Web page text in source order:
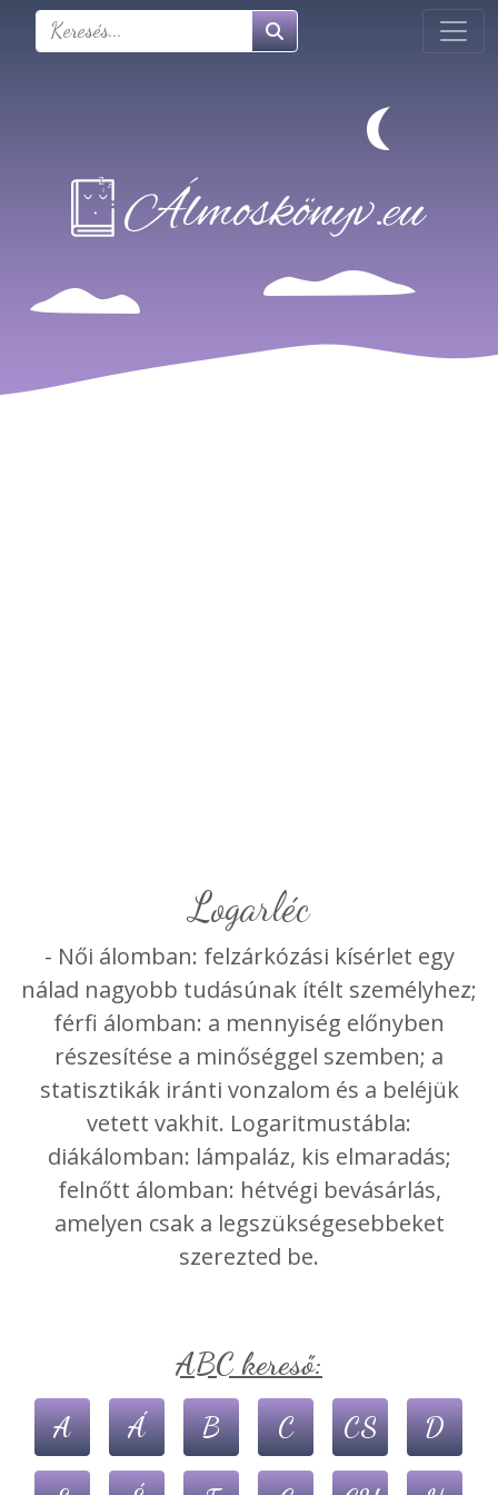
logarléc
- Női álomban: felzárkózási kísérlet egy
nálad nagyobb tudásúnak ítélt személyhez;
férfi álomban: a mennyiség előnyben
részesítése a minőséggel szemben; a
statisztikák iránti vonzalom és a beléjük
vetett vakhit. Logaritmustábla:
diákálomban: lámpaláz, kis elmaradás;
felnőtt álomban: hétvégi bevásárlás,
amelyen csak a legszükségesebbeket
szerezted be.
ABC kereső:
A Á B C CS D